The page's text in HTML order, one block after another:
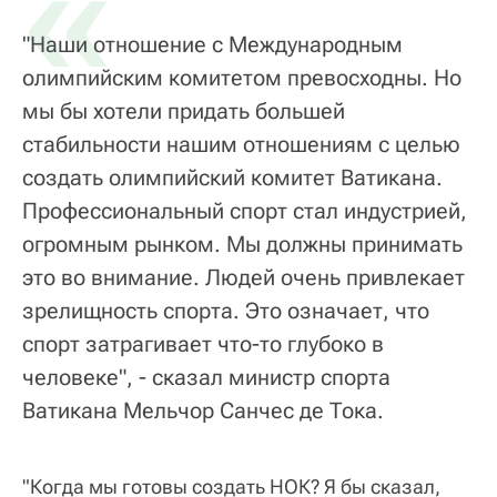
"Наши отношение с Международным
олимпийским комитетом превосходны. Но
мы бы хотели придать большей
стабильности нашим отношениям с целью
создать олимпийский комитет Ватикана.
Профессиональный спорт стал индустрией,
огромным рынком. Мы должны принимать
это во внимание. Людей очень привлекает
зрелищность спорта. Это означает, что
спорт затрагивает что-то глубоко в
человеке", - сказал министр спорта
Ватикана Мельчор Санчес де Тока.
"Когда мы готовы создать НОК? Я бы сказал,